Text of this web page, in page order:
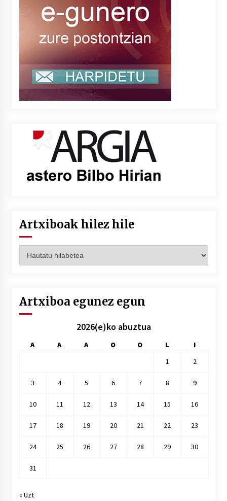
Artxiboak hilez hile
hilez
Artxiboa egunez egun
2026(e)ko abuztua
A A A O O L
I
1
2
3 4 5 6 7 8 9
10 11 12 13 14 15 16
17 18 19 20 21 22 23
24 25 26 27 28 29 30
31
« Uzt